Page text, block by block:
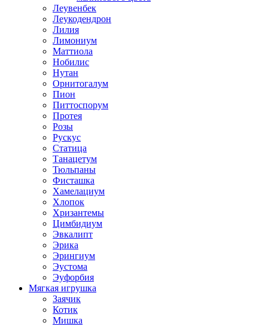
Леувенбек
Леукодендрон
Лилия
Лимониум
Маттиола
Нобилис
Нутан
Орнитогалум
Пион
Питтоспорум
Протея
Розы
Рускус
Статица
Танацетум
Тюльпаны
Фисташка
Хамелациум
Хлопок
Хризантемы
Цимбидиум
Эвкалипт
Эрика
Эрингиум
Эустома
Эуфорбия
Мягкая игрушка
Заячик
Котик
Мишка